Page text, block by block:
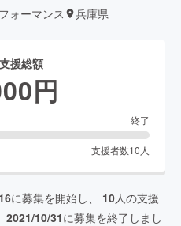
ォーマンス 兵庫県
援総額
円
終了
支援者数10 人
に募集を開始し、 10人の支援
2021/10/31に募集を終了しまし